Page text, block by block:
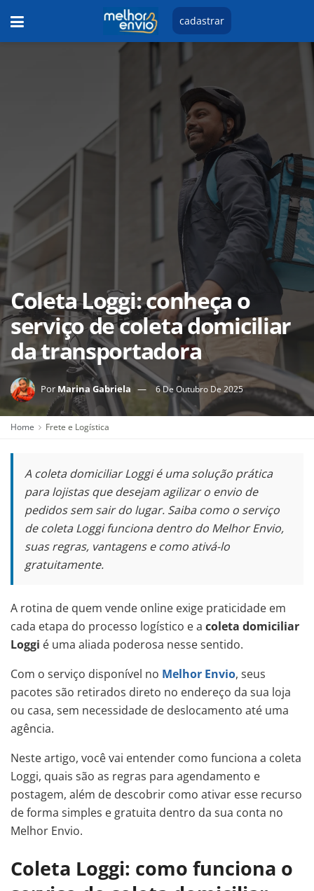
cadastrar
Coleta Loggi: conheça o
serviço de coleta domiciliar
da transportadora
Por Marina Gabriela 6 De Outubro De 2025
Home Frete e Logística
A coleta domiciliar Loggi é uma solução prática
para lojistas que desejam agilizar o envio de
pedidos sem sair do lugar. Saiba como o serviço
de coleta Loggi funciona dentro do Melhor Envio,
suas regras, vantagens e como ativá-lo
gratuitamente.
A rotina de quem vende online exige praticidade em
cada etapa do processo logístico e a coleta domiciliar
Loggi é uma aliada poderosa nesse sentido.
Com o serviço disponível no Melhor Envio, seus
pacotes são retirados direto no endereço da sua loja
ou casa, sem necessidade de deslocamento até uma
agência.
Neste artigo, você vai entender como funciona a coleta
Loggi, quais são as regras para agendamento e
postagem, além de descobrir como ativar esse recurso
de forma simples e gratuita dentro da sua conta no
Melhor Envio.
Coleta Loggi: como funciona o